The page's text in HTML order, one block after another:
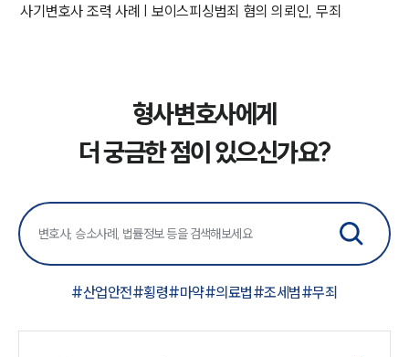
사기변호사 조력 사례 | 보이스피싱범죄 혐의 의뢰인, 무죄
형사변호사에게
더 궁금한 점이 있으신가요?
#산업안전#횡령#마약#의료법#조세범#무죄